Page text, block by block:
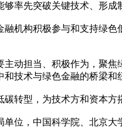
率先突破关键技术、形
机构积极参与和支持绿
动担当、积极作为，聚
技术与绿色金融的桥梁和
转型，为技术方和资本方
位，中国科学院、北京